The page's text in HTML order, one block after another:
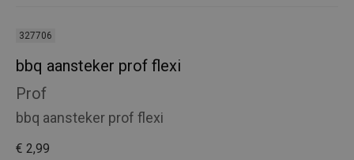
327706
bbq aansteker prof flexi
Prof
bbq aansteker prof flexi
€ 2,99